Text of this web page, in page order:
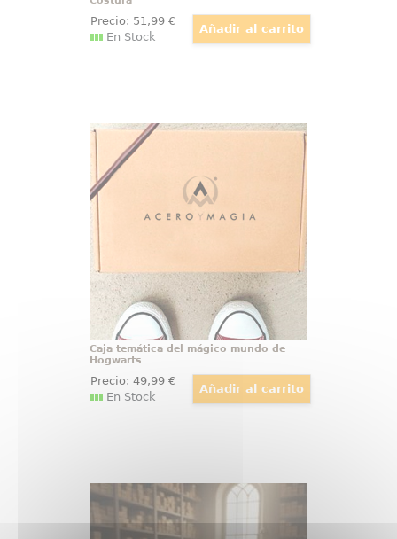
Precio: 51 ,99€
En Stock
Caja temática del mágico mundo de
Hogwarts
Caja temática de Hogwarts.
¿Crees en la magia? Tenemos la
caja más cuqui del mágico mundo
de Hogwarts, una caja temática
llena de contenido potterhead
para amantes de la saga más
mágica.
Caja temática del mágico mundo de
Hogwarts
Precio: 49,99€
En Stock
Varita de Harry Potter Ollivander
Varita de Harry Potter original con
licencia oficial, diseñada para
convertir cualquier colección en